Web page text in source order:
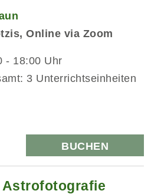
Online via Zoom
- 18:00 Uhr
3 Unterrichtseinheiten
BUCHEN
Astrofotografie